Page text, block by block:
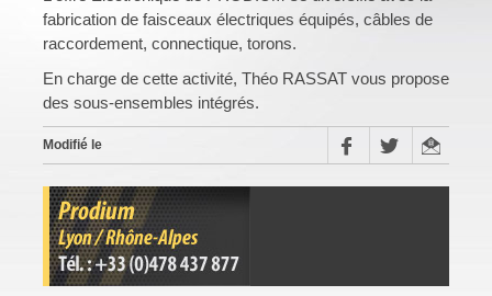
fabrication de faisceaux électriques équipés, câbles de
raccordement, connectique, torons.
En charge de cette activité, Théo RASSAT vous propose
des sous-ensembles intégrés.
Modifié le